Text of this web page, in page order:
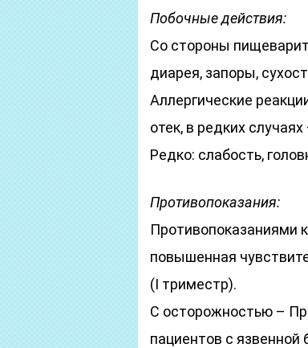
Побочные действия:
Со стороны
диарея, запоры,
Аллергические
отек, в редких
Редко: слабость,
Противопоказания:
Противопоказаниями
повышенная
(I триместр).
С осторожностью –
пациентов с